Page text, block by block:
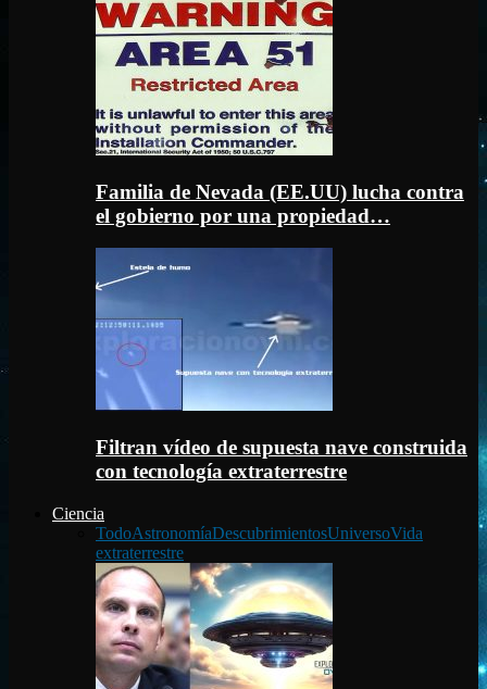
Familia de Nevada (EE.UU) lucha contra
el gobierno por una propiedad…
Filtran vídeo de supuesta nave construida
con tecnología extraterrestre
Ciencia
TodoAstronomíaDescubrimientosUniversoVida
extraterrestre